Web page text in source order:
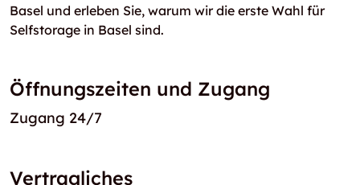
Basel und erleben Sie, warum wir die erste Wahl für
Selfstorage in Basel sind.
Öffnungszeiten und Zugang
Zugang 24/7
Vertragliches